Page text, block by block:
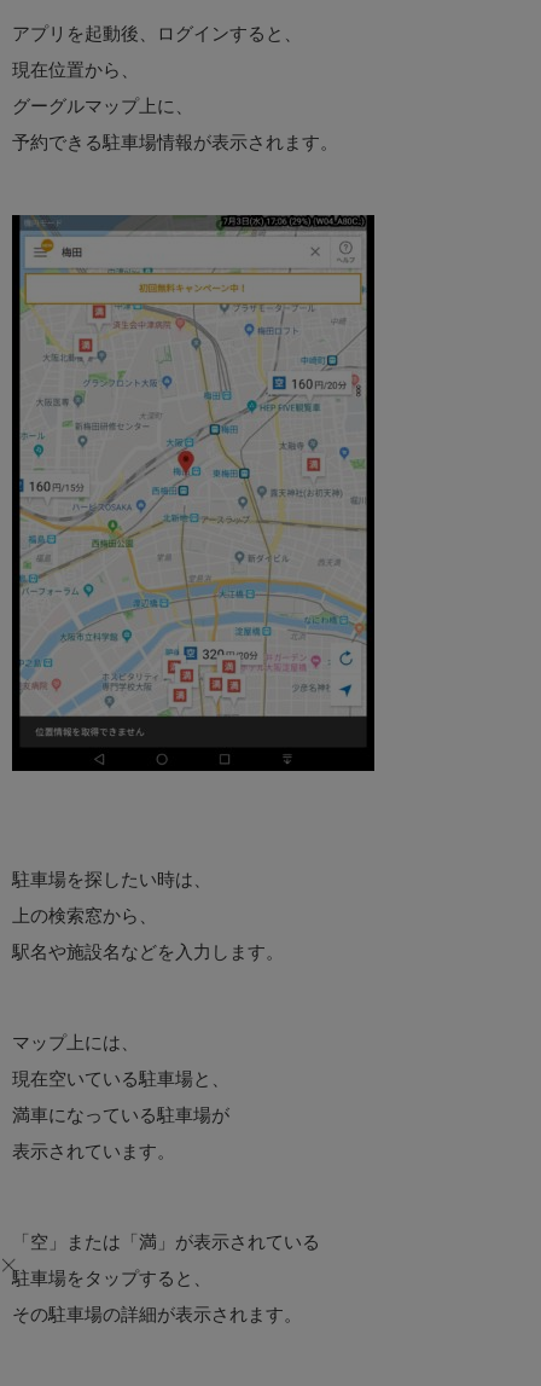
アプリを起動後、ログインすると、
現在位置から、
グーグルマップ上に、
予約できる駐車場情報が表示されます。
駐車場を探したい時は、
上の検索窓から、
駅名や施設名などを入力します。
マップ上には、
現在空いている駐車場と、
満車になっている駐車場が
表示されています。
「空」または「満」が表示されている
駐車場をタップすると、
その駐車場の詳細が表示されます。